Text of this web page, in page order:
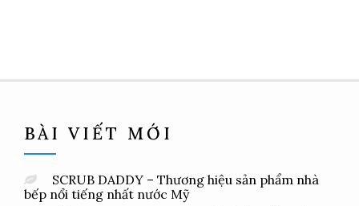
BÀI VIẾT MỚI
SCRUB DADDY – Thương hiệu sản phẩm nhà
bếp nổi tiếng nhất nước Mỹ